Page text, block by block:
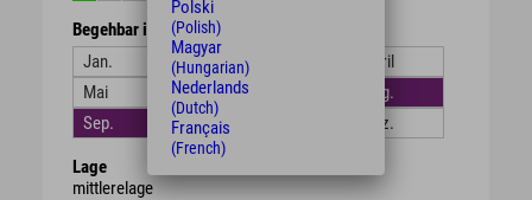
Begehbar in den Monaten
Jan.
Feb.
April
Mai
Juni
Aug.
Sep.
Okt. Dez.
Lage
mittlerelage
Polski
(Polish)
Magyar
(Hungarian)
Nederlands
(Dutch)
Français
(French)